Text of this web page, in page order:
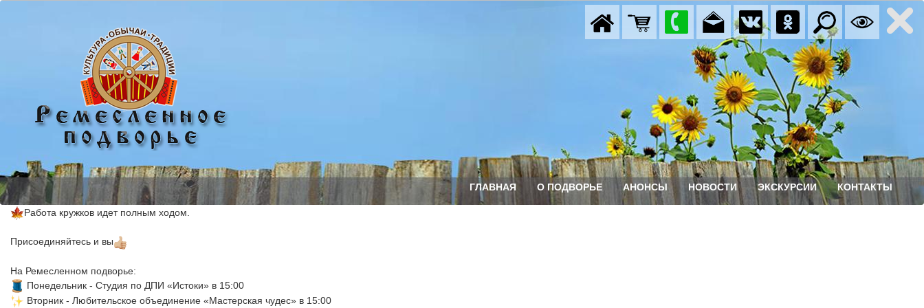
ГЛАВНАЯ О ПОДВОРЬЕ АНОНСЫ НОВОСТИ ЭКСКУРСИИ КОНТАКТЫ
Работа кружков идет полным ходом.
Присоединяйтесь и вы
На Ремесленном подворье:
Понедельник - Студия по ДПИ «Истоки» в 15:00
Вторник - Любительское объединение «Мастерская чудес» в 15:00